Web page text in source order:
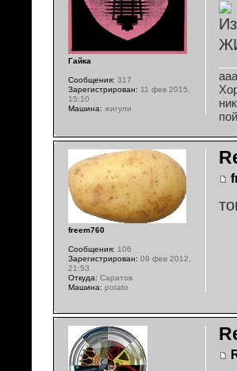
Гайка
Сообщения: 317
Зарегистрирован: 11 фев 2015,
15:10
Машина: жигули
freem760
Сообщения: 106
Зарегистрирован: 09 фев 2012,
21:53
Откуда: Саратов
Машина: potato